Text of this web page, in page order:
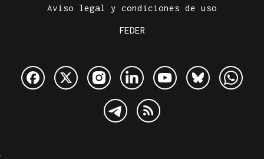
Aviso legal y condiciones de uso
FEDER